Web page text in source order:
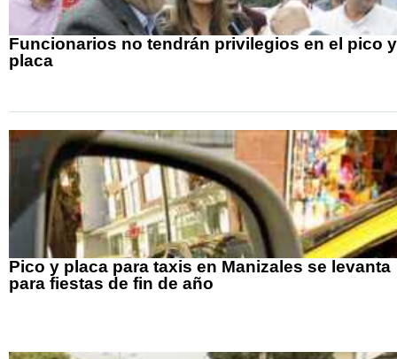
Funcionarios no tendrán privilegios en el pico y
placa
Pico y placa para taxis en Manizales se levanta
para fiestas de fin de año